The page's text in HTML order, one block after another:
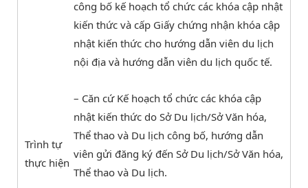
Trình tự
thực hiện
công bố kế hoạch tổ chức các khóa cập nhật
kiến thức và cấp Giấy chứng nhận khóa cập
nhật kiến thức cho hướng dẫn viên du lịch
nội địa và hướng dẫn viên du lịch quốc tế.
– Căn cứ Kế hoạch tổ chức các khóa cập
nhật kiến thức do Sở Du lịch/Sở Văn hóa,
Thể thao và Du lịch công bố, hướng dẫn
viên gửi đăng ký đến Sở Du lịch/Sở Văn hóa,
Thể thao và Du lịch.